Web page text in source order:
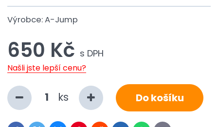
Výrobce:A-Jump
650 Kč s DPH
Našli jste lepší cenu?
ks Do košíku